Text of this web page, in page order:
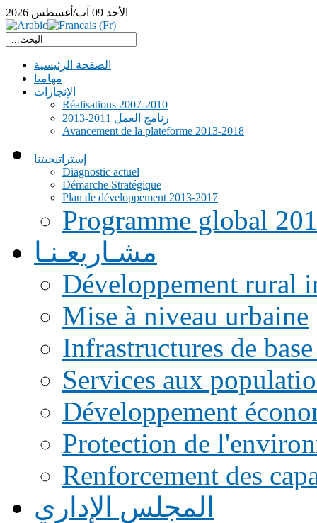
الأحد 09 آب/أغسطس 2026
الصفحة الرئيسية
مهامنا
الإنجازات
Réalisations 2007-2010
رنامج العمل 2011-2013
Avancement de la plateforme 2013-2018
إستراتيجيتنا
Diagnostic actuel
Démarche Stratégique
Plan de développement 2013-2017
Programme global
مشـاريعـنـا
Développement rural
Mise à niveau urbaine
Infrastructures de
Services aux
Développement
Protection de
Renforcement des
المجلس الإداري